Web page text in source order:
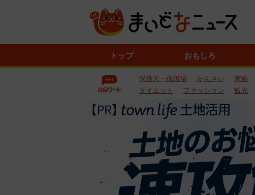
トップ おもしろ
保護犬・保護猫 かんさい 家族
ダイエット
ファッション 観光